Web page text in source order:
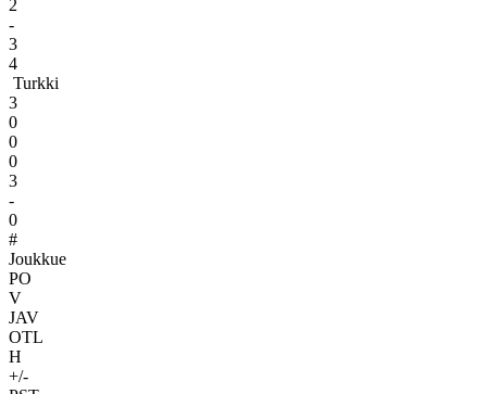
2
-
3
4
Turkki
3
0
0
0
3
-
0
#
Joukkue
PO
V
JAV
OTL
H
+/-